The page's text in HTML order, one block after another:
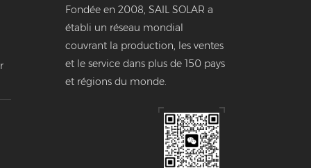
Fondée en 2008, SAIL SOLAR a
établi un réseau mondial
couvrant la production, les ventes
et le service dans plus de 150 pays
et régions du monde.